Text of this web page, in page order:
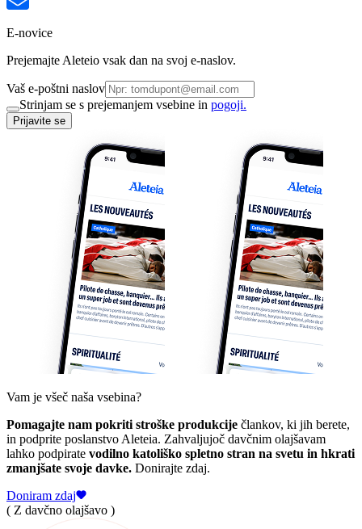
E-novice
Prejemajte Aleteio vsak dan na svoj e-naslov.
Vaš e-poštni naslov
Strinjam se s prejemanjem vsebine in pogoji.
Prijavite se
Vam je všeč naša vsebina?
Pomagajte nam pokriti stroške produkcije člankov, ki jih berete,
in podprite poslanstvo Aleteia. Zahvaljujoč davčnim olajšavam
lahko podpirate vodilno katoliško spletno stran na svetu in hkrati
zmanjšate svoje davke. Donirajte zdaj.
Doniram zdaj
( Z davčno olajšavo )